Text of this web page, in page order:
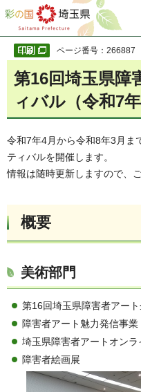
彩の国 埼玉県
ページ番号：266887
第16回埼玉県障
ィバル（令和7
令和7年4月から令和8年3月ま
ティバルを開催します。
情報は随時更新しますので、
概要
美術部門
第16回埼玉県障害者アー
障害者アート魅力発信事業
埼玉県障害者アートオンラ
障害者絵画展